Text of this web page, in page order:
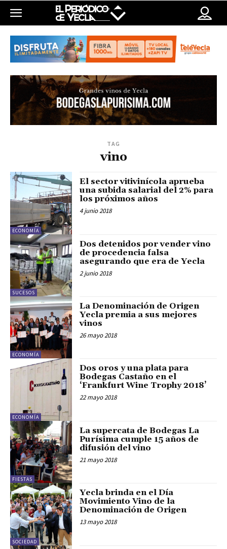
TAG
vino
ECONOMÍA
El sector vitivinícola aprueba
una subida salarial del 2% para
los próximos años
4 junio 2018
SUCESOS
Dos detenidos por vender vino
de procedencia falsa
asegurando que era de Yecla
2 junio 2018
ECONOMÍA
La Denominación de Origen
Yecla premia a sus mejores
vinos
26 mayo 2018
ECONOMÍA
Dos oros y una plata para
Bodegas Castaño en el
‘Frankfurt Wine Trophy 2018’
22 mayo 2018
FIESTAS
La supercata de Bodegas La
Purísima cumple 15 años de
difusión del vino
21 mayo 2018
SOCIEDAD
Yecla brinda en el Día
Movimiento Vino de la
Denominación de Origen
13 mayo 2018